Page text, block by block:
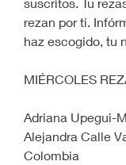
rezan por ti.
haz escogido, tu
MIÉRCOLES
Adriana Upegui-
Alejandra Calle
Colombia